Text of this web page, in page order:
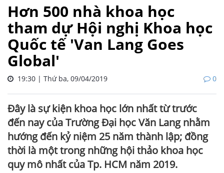
Hơn 500 nhà khoa học
tham dự Hội nghị Khoa học
Quốc tế 'Van Lang Goes
Global'
19:30 | Thứ ba, 09/04/2019 0
Đây là sự kiện khoa học lớn nhất từ trước
đến nay của Trường Đại học Văn Lang nhằm
hướng đến kỷ niệm 25 năm thành lập; đồng
thời là một trong những hội thảo khoa học
quy mô nhất của Tp. HCM năm 2019.